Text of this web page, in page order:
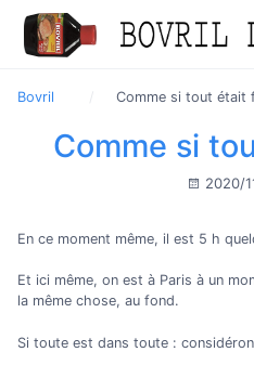
Bovril Comme si tout était
Comme si
2020/
En ce moment même, il est 5 h
Et ici même, on est à Paris à un
la même chose, au fond.
Si toute est dans toute :